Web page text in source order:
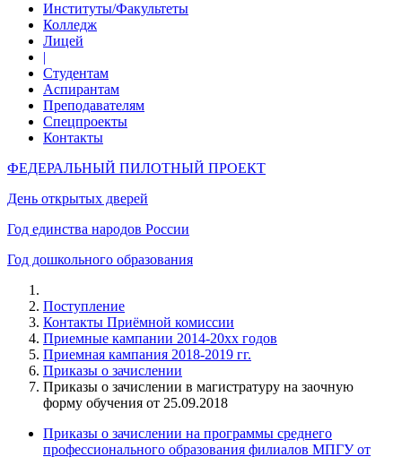
Институты/Факультеты
Колледж
Лицей
|
Студентам
Аспирантам
Преподавателям
Спецпроекты
Контакты
ФЕДЕРАЛЬНЫЙ ПИЛОТНЫЙ ПРОЕКТ
День открытых дверей
Год единства народов России
Год дошкольного образования
Поступление
Контакты Приёмной комиссии
Приемные кампании 2014-20xx годов
Приемная кампания 2018-2019 гг.
Приказы о зачислении
Приказы о зачислении в магистратуру на заочную
форму обучения от 25.09.2018
Приказы о зачислении на программы среднего
профессионального образования филиалов МПГУ от